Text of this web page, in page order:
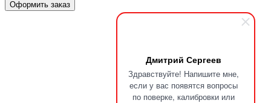
Дмитрий Сергеев
Здравствуйте! Напишите мне,
если у вас появятся вопросы
по поверке, калибровки или